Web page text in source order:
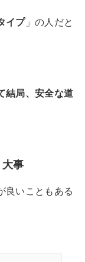
イプ」の人だと
結局、安全な道
大事
良いこともある